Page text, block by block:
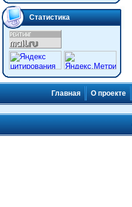
Статистика
Главная О проекте